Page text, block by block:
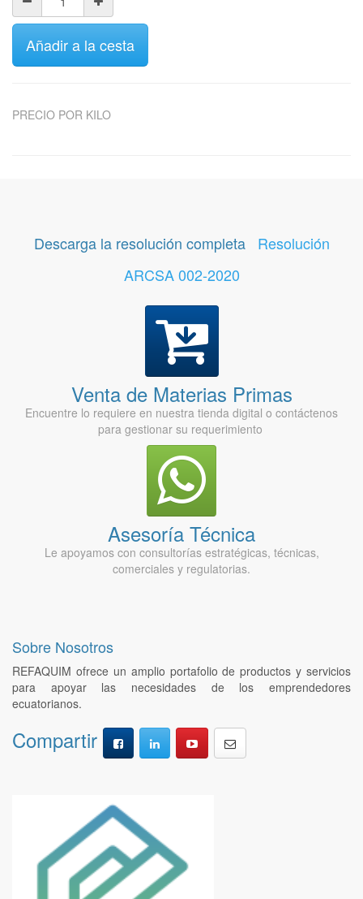
Añadir a la cesta
PRECIO POR KILO
Descarga la resolución completa
Resolución
ARCSA 002-2020
Venta de Materias Primas
Encuentre lo requiere en nuestra tienda digital o contáctenos
para gestionar su requerimiento
Asesoría Técnica
Le apoyamos con consultorías estratégicas, técnicas,
comerciales y regulatorias.
Sobre Nosotros
REFAQUIM ofrece un amplio portafolio de productos y servicios
para apoyar las necesidades de los emprendedores
ecuatorianos.
Compartir